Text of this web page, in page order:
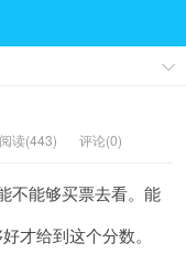
阅读(443) 评论(0)
不能够买票去看。能
才给到这个分数。